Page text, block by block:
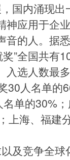
国内涌现
神应用于企
音的人。据
”全国共有
入选人数最
30人名单的
单的30%
上海、福建
及竞争全